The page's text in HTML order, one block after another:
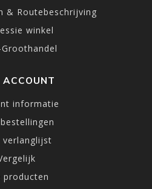
& Routebeschrijving
winkel
ACCOUNT
informatie
verlanglijst
producten